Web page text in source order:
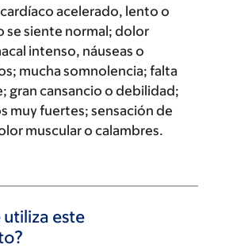
acelerado, lento o
se siente normal; dolor
intenso, náuseas o
mucha somnolencia; falta
gran cansancio o debilidad;
muy fuertes; sensación de
muscular o calambres.
utiliza este